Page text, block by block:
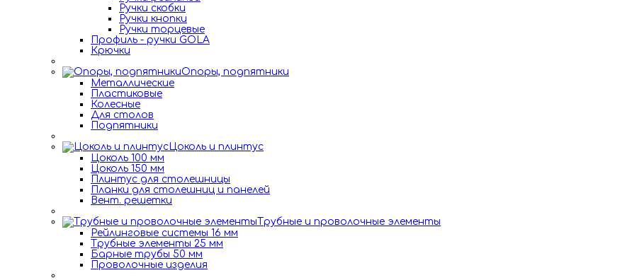
Ручки скобки
Ручки кнопки
Ручки торцевые
Профиль - ручки GOLA
Крючки
Опоры, подпятники
Металлические
Пластиковые
Колесные
Для столов
Подпятники
Цоколь и плинтус
Цоколь 100 мм
Цоколь 150 мм
Плинтус для столешницы
Планки для столешниц и панелей
Вент. решетки
Трубные и проволочные элементы
Рейлинговые системы 16 мм
Трубные элементы 25 мм
Барные трубы 50 мм
Проволочные изделия